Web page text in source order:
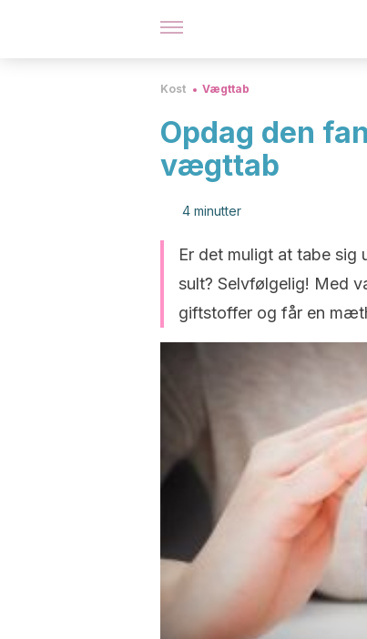
Kost Vægttab
Opdag den
vægttab
4 minutter
Er det muligt at tabe sig
sult? Selvfølgelig! Med
giftstoffer og får en